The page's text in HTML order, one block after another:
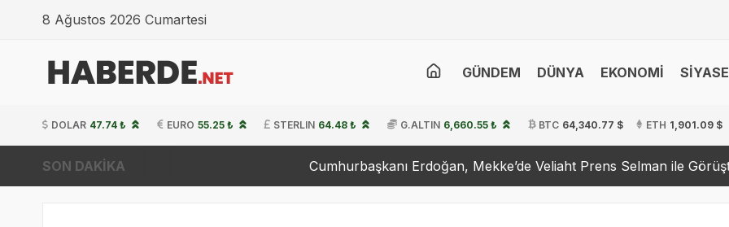
8 Ağustos 2026 Cumartesi
GÜNDEM DÜNYA EKONOMİ
DOLAR 47.74 ₺ EURO 55.25 ₺ STERLIN 64.48 ₺ G.ALTIN 6,660.55 ₺ BTC 64,340.77 $ ETH 1,901.09 $
SON DAKİKA Cumhurbaşkanı Erdoğan, Mekke’de Veliaht Prens Selman ile Görüştü